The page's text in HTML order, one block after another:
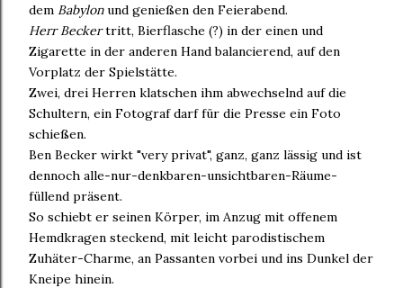
dem Babylonund genießen den Feierabend.
Herr Beckertritt, Bierflasche (?) in der einen und
Zigarette in der anderen Hand balancierend, auf den
Vorplatz der Spielstätte.
Zwei, drei Herren klatschen ihm abwechselnd auf die
Schultern, ein Fotograf darf für die Presse ein Foto
schießen.
Ben Becker wirkt "very privat", ganz, ganz lässig und ist
dennoch alle-nur-denkbaren-unsichtbaren-Räume-
füllend präsent.
So schiebt er seinen Körper, im Anzug mit offenem
Hemdkragen steckend, mit leicht parodistischem
Zuhäter-Charme, an Passanten vorbei und ins Dunkel der
Kneipe hinein.